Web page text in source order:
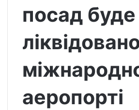
посад буде
аеропорті